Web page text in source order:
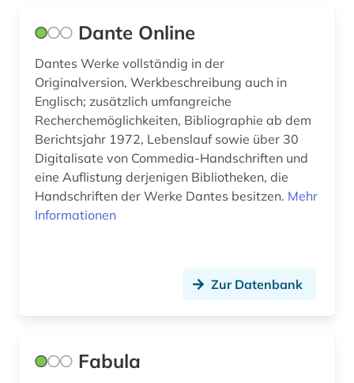
subsaharisches afrika (1)
südasien (1)
taiwan (1)
technik (1)
terminologie (1)
textkorpus (1)
tonträger (1)
Dante Online
Dantes Werke vollständig in der
Originalversion, Werkbeschreibung auch in
Englisch; zusätzlich umfangreiche
Recherchemöglichkeiten, Bibliographie ab dem
Berichtsjahr 1972, Lebenslauf sowie über 30
Digitalisate von Commedia-Handschriften und
eine Auflistung derjenigen Bibliotheken, die
Handschriften der Werke Dantes besitzen. Mehr
Informationen
Zur Datenbank
Fabula